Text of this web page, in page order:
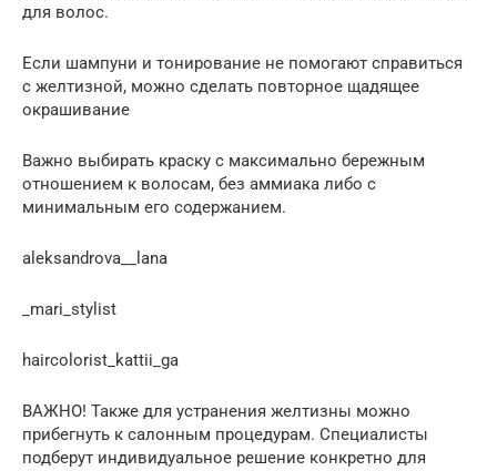
для волос.
Если шампуни и тонирование не помогают справиться
с желтизной, можно сделать повторное щадящее
окрашивание
Важно выбирать краску с максимально бережным
отношением к волосам, без аммиака либо с
минимальным его содержанием.
aleksandrova__lana
_mari_stylist
haircolorist_kattii_ga
ВАЖНО! Также для устранения желтизны можно
прибегнуть к салонным процедурам. Специалисты
подберут индивидуальное решение конкретно для